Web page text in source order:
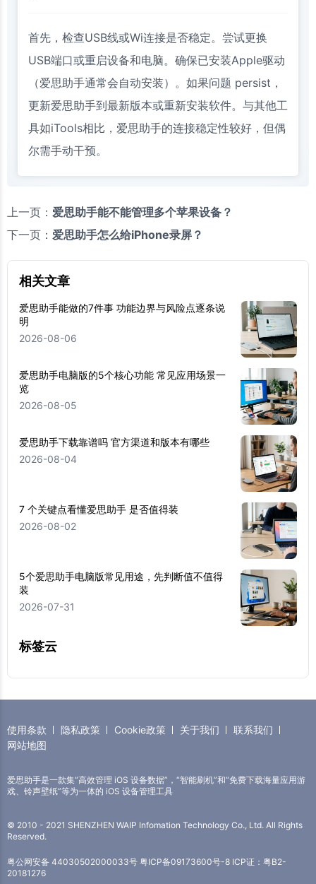
首先，检查USB线或Wi连接是否稳定。尝试更换
USB端口或重启设备和电脑。确保已安装Apple驱动
（爱思助手通常会自动安装）。如果问题 persist，
更新爱思助手到最新版本或重新安装软件。与其他工
具如iTools相比，爱思助手的连接稳定性较好，但偶
尔需手动干预。
上一页： 爱思助手能不能管理多个苹果设备？
下一页： 爱思助手怎么给iPhone录屏？
相关文章
爱思助手能做的7件事 功能边界与风险点逐条说
明
2026-08-06
爱思助手电脑版的5个核心功能 常见应用场景一
览
2026-08-05
爱思助手下载靠谱吗 官方渠道和版本有哪些
2026-08-04
7 个关键点看懂爱思助手 是否值得装
2026-08-02
5个爱思助手电脑版常见用途，先判断值不值得
装
2026-07-31
标签云
使用条款 隐私政策 Cookie政策 关于我们
联系我们
网站地图
爱思助手是一款集“高效管理 iOS 设备数据”，“智能刷机”和“免费下载海量应用游
戏、铃声壁纸”等为一体的 iOS 设备管理工具
© 2010 - 2021 SHENZHEN WAIP Infomation Technology Co., Ltd. All Rights
Reserved.
粤公网安备 44030502000033号 粤ICP备09173600号-8 ICP证：粤B2-
20181276